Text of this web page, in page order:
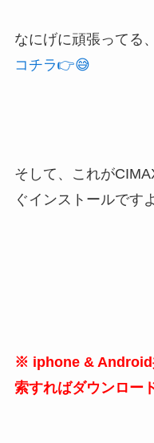
なにげに頑張ってる
コチラ👉😅
そして、これが
ぐインストールです
※ iphone & Android
索すればダウンロー